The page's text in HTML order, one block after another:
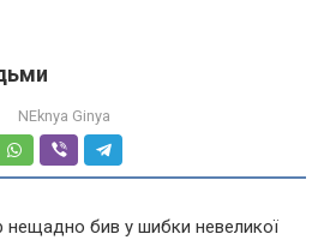
NEknya Ginya
нещадно бив у шибки невеликої